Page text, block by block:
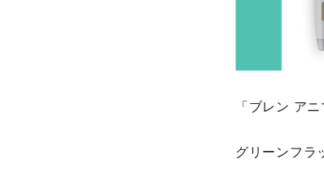
「ブレン ア
グリーンフラ